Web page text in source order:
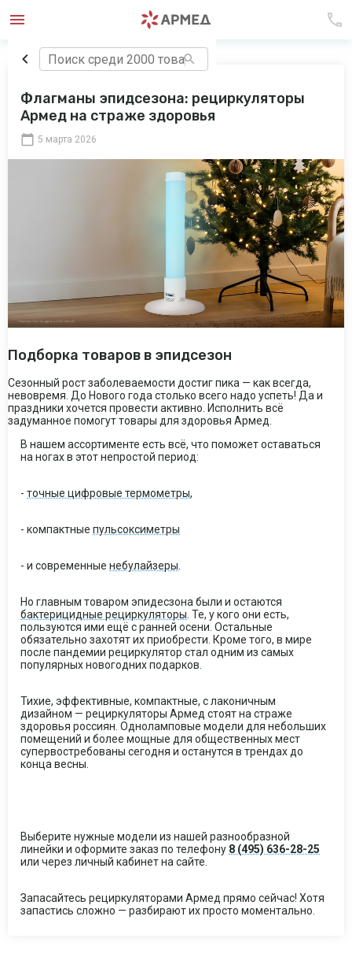
Флагманы эпидсезона: рециркуляторы
Армед на страже здоровья
5 марта 2026
Подборка товаров в эпидсезон
Сезонный рост заболеваемости достиг пика — как всегда,
невовремя. До Нового года столько всего надо успеть! Да и
праздники хочется провести активно. Исполнить всё
задуманное помогут товары для здоровья Армед.
В нашем ассортименте есть всё, что поможет оставаться
на ногах в этот непростой период:
- точные цифровые термометры,
- компактные пульсоксиметры
- и современные небулайзеры
Но главным товаром эпидесзона были и остаются
бактерицидные рециркуляторы . Те, у кого они есть,
пользуются ими ещё с ранней осени. Остальные
обязательно захотят их приобрести. Кроме того, в мире
после пандемии рециркулятор стал одним из самых
популярных новогодних подарков.
Тихие, эффективные, компактные, с лаконичным
дизайном — рециркуляторы Армед стоят на страже
здоровья россиян. Одноламповые модели для небольших
помещений и более мощные для общественных мест
супервостребованы сегодня и останутся в трендах до
конца весны.
Выберите нужные модели из нашей разнообразной
линейки и оформите заказ по телефону 8 (495) 636-28-25
или через личный кабинет на сайте.
Запасайтесь рециркуляторами Армед прямо сейчас! Хотя
запастись сложно — разбирают их просто моментально.